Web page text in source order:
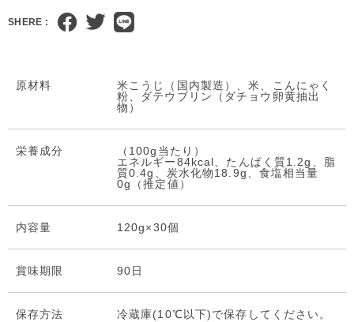
SHERE :
原材料
米こうじ（国内製造）、米、こんにゃく
粉、ダテウブリン（ダチョウ卵黄抽出
物）
栄養成分
（100g当たり）
エネルギー84kcal、たんぱく質1.2g、脂
質0.4g、炭水化物18.9g、食塩相当量
0g（推定値）
内容量 120g×30個
賞味期限 90日
保存⽅法 冷蔵庫(10℃以下)で保存してください。